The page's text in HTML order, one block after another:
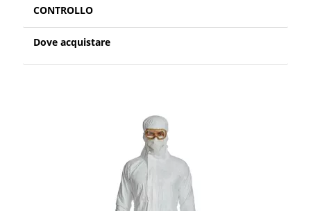
CONTROLLO
Dove acquistare